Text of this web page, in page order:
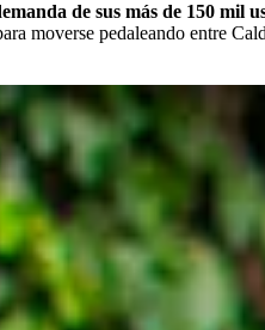
de sus más de 150 mil
moverse pedaleando entre